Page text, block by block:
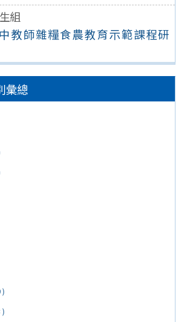
組
教師雜糧食農教育示範課程研
彙總
)
)